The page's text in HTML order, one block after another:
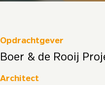
Opdrachtgever
Boer & de Rooij
Architect